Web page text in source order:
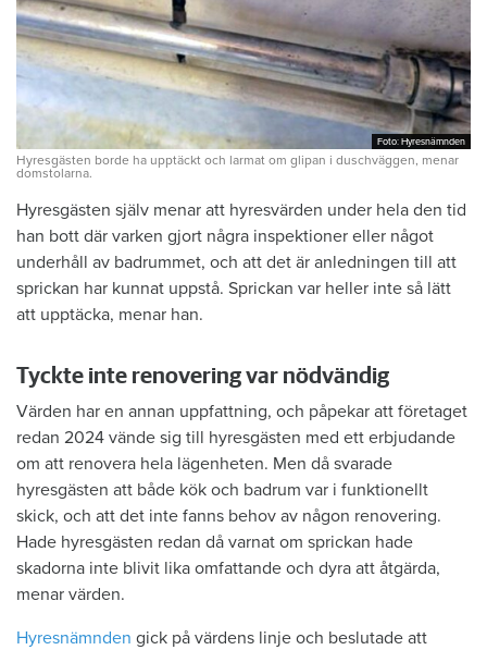
Foto: Hyresnämnden
Foto: Hyresnämnden
Hyresgästen borde ha upptäckt och larmat om glipan i duschväggen, menar
domstolarna.
Hyresgästen själv menar att hyresvärden under hela den tid
han bott där varken gjort några inspektioner eller något
underhåll av badrummet, och att det är anledningen till att
sprickan har kunnat uppstå. Sprickan var heller inte så lätt
att upptäcka, menar han.
Tyckte inte renovering var nödvändig
Värden har en annan uppfattning, och påpekar att företaget
redan 2024 vände sig till hyresgästen med ett erbjudande
om att renovera hela lägenheten. Men då svarade
hyresgästen att både kök och badrum var i funktionellt
skick, och att det inte fanns behov av någon renovering.
Hade hyresgästen redan då varnat om sprickan hade
skadorna inte blivit lika omfattande och dyra att åtgärda,
menar värden.
Hyresnämnden gick på värdens linje och beslutade att